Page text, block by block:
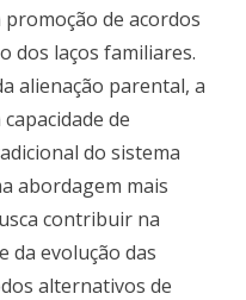
de acordos
dos laços familiares.
alienação parental, a
de
do sistema
abordagem mais
contribuir na
da evolução das
alternativos de